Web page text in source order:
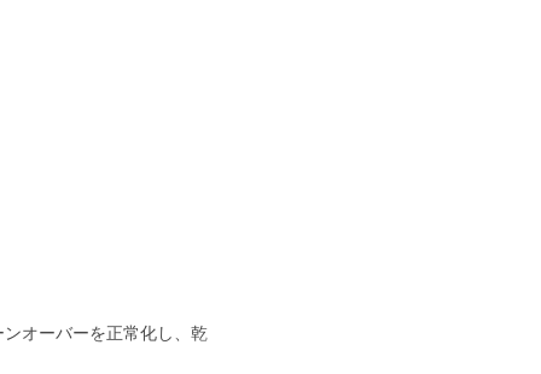
オーバーを正常化し、乾